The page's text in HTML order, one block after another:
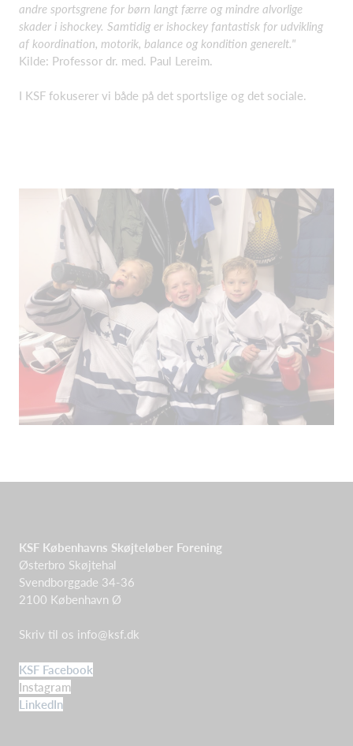
andre sportsgrene for børn langt færre og mindre alvorlige
skader i ishockey. Samtidig er ishockey fantastisk for udvikling
af koordination, motorik, balance og kondition generelt."
Kilde: Professor dr. med. Paul Lereim.
I KSF fokuserer vi både på det sportslige og det sociale.
KSF Københavns Skøjteløber Forening
Østerbro Skøjtehal
Svendborggade 34-36
2100 København Ø
Skriv til os info@ksf.dk
KSF Facebook
Instagram
LinkedIn